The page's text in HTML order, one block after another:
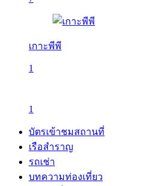
เกาะพีพี
1
1
บัตรเข้าชมสถานที่
เรือสำราญ
รถเช่า
บทความท่องเที่ยว